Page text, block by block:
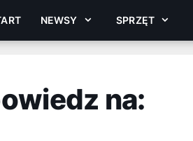
NEWSY SPRZĘT
na: